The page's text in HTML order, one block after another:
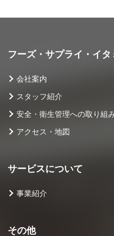
フーズ・サプライ・イタ
会社案内
スタッフ紹介
安全・衛生管理への取り組
アクセス・地図
サービスについて
事業紹介
その他